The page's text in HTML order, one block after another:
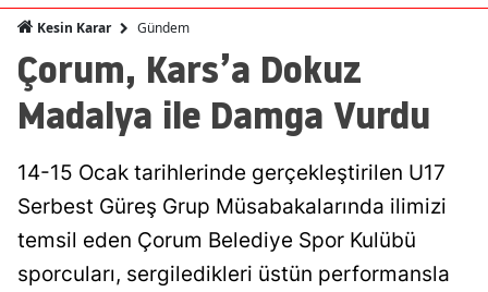
Ağrı
Amasya
Ankara
Artvin
Aydın
Balıkesir
Kesin Karar Gündem
Çorum, Kars’a Dokuz
Madalya ile Damga Vurdu
14-15 Ocak tarihlerinde gerçekleştirilen U17
Serbest Güreş Grup Müsabakalarında ilimizi
temsil eden Çorum Belediye Spor Kulübü
sporcuları, sergiledikleri üstün performansla